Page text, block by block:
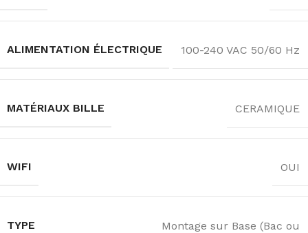
ALIMENTATION ÉLECTRIQUE 100-240 VAC 50/60 Hz
MATÉRIAUX BILLE CERAMIQUE
WIFI OUI
TYPE
Montage sur Base (Bac ou